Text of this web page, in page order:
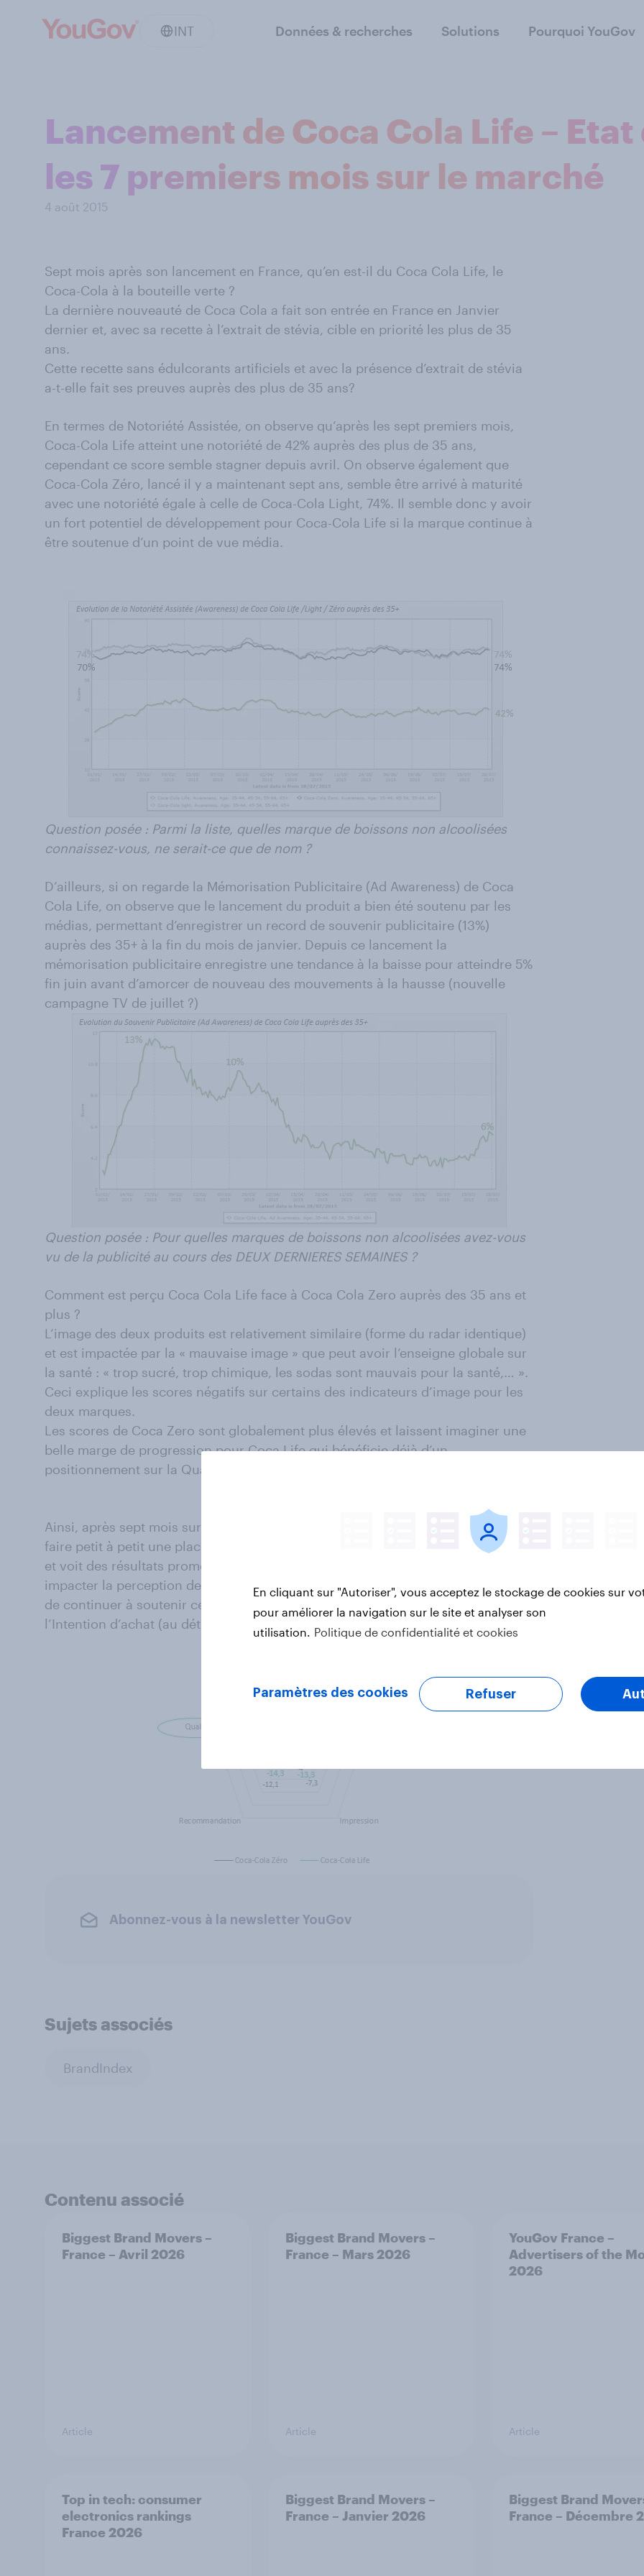
INT Données & recherches Solutions Pourquoi YouGov
Lancement de Coca Cola Life –
les 7 premiers mois sur le marché
4 août 2015
Sept mois après son lancement en France, qu’en est-il du Coca Cola Life, le
Coca-Cola à la bouteille verte ?
La dernière nouveauté de Coca Cola a fait son entrée en France en Janvier
dernier et, avec sa recette à l’extrait de stévia, cible en priorité les plus de 35
ans.
Cette recette sans édulcorants artificiels et avec la présence d’extrait de stévia
a-t-elle fait ses preuves auprès des plus de 35 ans?
En termes de Notoriété Assistée, on observe qu’après les sept premiers mois,
Coca-Cola Life atteint une notoriété de 42% auprès des plus de 35 ans,
cependant ce score semble stagner depuis avril. On observe également que
Coca-Cola Zéro, lancé il y a maintenant sept ans, semble être arrivé à maturité
avec une notoriété égale à celle de Coca-Cola Light, 74%. Il semble donc y avoir
un fort potentiel de développement pour Coca-Cola Life si la marque continue à
être soutenue d’un point de vue média.
Question posée : Parmi la liste, quelles marque de boissons non alcoolisées
connaissez-vous, ne serait-ce que de nom ?
D’ailleurs, si on regarde la Mémorisation Publicitaire (Ad Awareness) de Coca
Cola Life, on observe que le lancement du produit a bien été soutenu par les
médias, permettant d’enregistrer un record de souvenir publicitaire (13%)
auprès des 35+ à la fin du mois de janvier. Depuis ce lancement la
mémorisation publicitaire enregistre une tendance à la baisse pour atteindre 5%
fin juin avant d’amorcer de nouveau des mouvements à la hausse (nouvelle
campagne TV de juillet ?)
Question posée : Pour quelles marques de boissons non alcoolisées avez-vous
vu de la publicité au cours des DEUX DERNIERES SEMAINES ?
Comment est perçu Coca Cola Life face à Coca Cola Zero auprès des 35 ans et
plus ?
L’image des deux produits est relativement similaire (forme du radar identique)
et est impactée par la « mauvaise image » que peut avoir l’enseigne globale sur
la santé : « trop sucré, trop chimique, les sodas sont mauvais pour la santé,… ».
Ceci explique les scores négatifs sur certains des indicateurs d’image pour les
deux marques.
Les scores de Coca Zero sont globalement plus élevés et laissent imaginer une
belle marge de progression pour Coca Life qui bénéficie déjà d’un
positionnement sur la Qualité meilleur que son « concurrent » Zero.
Ainsi, après sept mois sur le marché, Coca-Cola Life semble commencer à se
faire petit à petit une place sur le marché des sodas auprès des plus de 35 ans
et voit des résultats prometteurs. Le côté naturel du produit semble également
impacter la perception de Qualité et la Satisfaction. Il est cependant nécessaire
de continuer à soutenir ce produit afin d’augmenter la Notoriété et par la suite,
l’Intention d’achat (au détriment de Coca Cola Zero ?)
Abonnez-vous à la newsletter YouGov
Sujets associés
BrandIndex
Contenu associé
Biggest Brand Movers –
France – Avril 2026
Article
Biggest Brand Movers –
France – Mars 2026
Article
YouGov France –
Advertisers of the
2026
Article
Top in tech: consumer
electronics rankings
France 2026
Biggest Brand Movers –
France – Janvier 2026
Biggest Brand
France – Décembre
En cliquant sur "Autoriser", vous acceptez le stockage de cookies sur
pour améliorer la navigation sur le site et analyser son
utilisation. Politique de confidentialité et cookies
Paramètres des cookies Refuser